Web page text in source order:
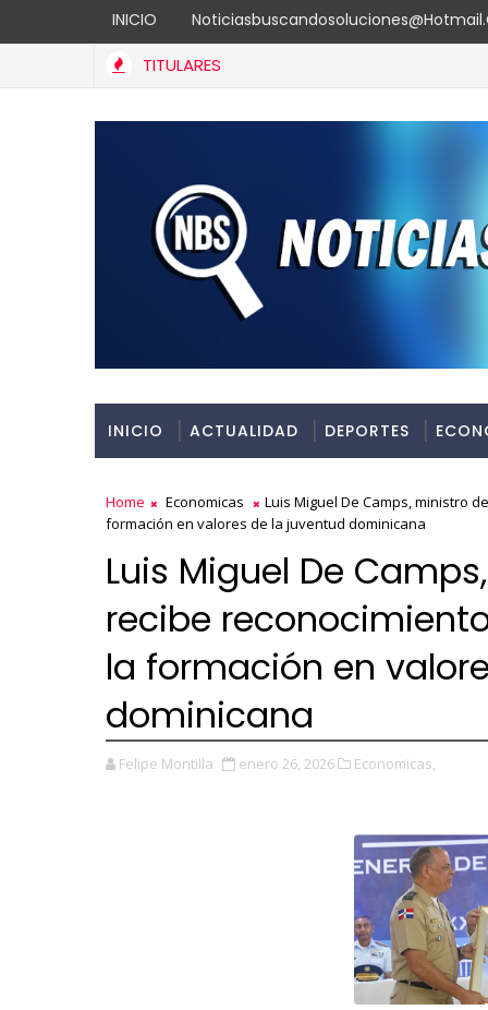
INICIO
TITULARES
INICIO ACTUALIDAD DEPORTES
Home Economicas
Luis Miguel De Camps, ministro
formación en valores de la juventud dominicana
Luis Miguel De
recibe
la formación en
dominicana
Felipe Montilla enero 26, 2026 Economicas,